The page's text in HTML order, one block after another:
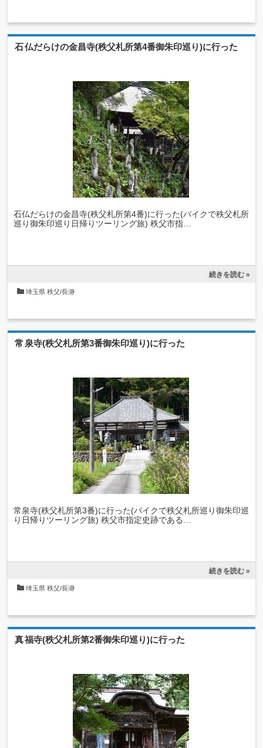
石仏だらけの金昌寺(秩父札所第4番御朱印巡り)に行った
石仏だらけの金昌寺(秩父札所第4番)に行った(バイクで秩父札所
巡り御朱印巡り日帰りツーリング旅) 秩父市指…
続きを読む »
埼玉県 秩父/長瀞
常泉寺(秩父札所第3番御朱印巡り)に行った
常泉寺(秩父札所第3番)に行った(バイクで秩父札所巡り御朱印巡
り日帰りツーリング旅) 秩父市指定史跡である…
続きを読む »
埼玉県 秩父/長瀞
真福寺(秩父札所第2番御朱印巡り)に行った